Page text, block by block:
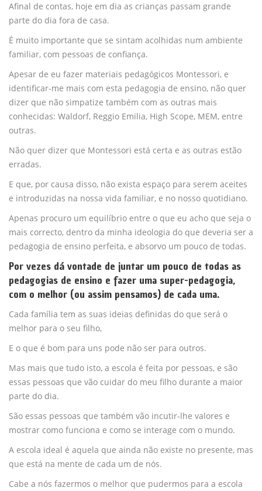
Afinal de contas, hoje em dia as crianças passam grande
parte do dia fora de casa.
É muito importante que se sintam acolhidas num ambiente
familiar, com pessoas de confiança.
Apesar de eu fazer materiais pedagógicos Montessori, e
identificar-me mais com esta pedagogia de ensino, não quer
dizer que não simpatize também com as outras mais
conhecidas: Waldorf, Reggio Emilia, High Scope, MEM, entre
outras.
Não quer dizer que Montessori está certa e as outras estão
erradas.
E que, por causa disso, não exista espaço para serem aceites
e introduzidas na nossa vida familiar, e no nosso quotidiano.
Apenas procuro um equilíbrio entre o que eu acho que seja o
mais correcto, dentro da minha ideologia do que deveria ser a
pedagogia de ensino perfeita, e absorvo um pouco de todas.
Por vezes dá vontade de juntar um pouco de todas as
pedagogias de ensino e fazer uma super-pedagogia,
com o melhor (ou assim pensamos) de cada uma.
Cada família tem as suas ideias definidas do que será o
melhor para o seu filho,
E o que é bom para uns pode não ser para outros.
Mas mais que tudo isto, a escola é feita por pessoas, e são
essas pessoas que vão cuidar do meu filho durante a maior
parte do dia.
São essas pessoas que também vão incutir-lhe valores e
mostrar como funciona e como se interage com o mundo.
A escola ideal é aquela que ainda não existe no presente, mas
que está na mente de cada um de nós.
Cabe a nós fazermos o melhor que pudermos para a escola